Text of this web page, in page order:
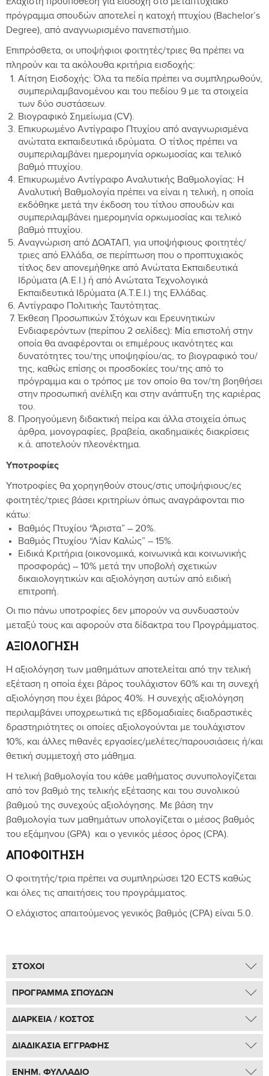
πρόγραμμα σπουδών αποτελεί η κατοχή πτυχίου (Bachelor’s
Degree), από αναγνωρισμένο πανεπιστήμιο.
Επιπρόσθετα, οι υποψήφιοι φοιτητές/τριες θα πρέπει να
πληρούν και τα ακόλουθα κριτήρια εισδοχής:
Αίτηση Εισδοχής: Όλα τα πεδία πρέπει να συμπληρωθούν,
συμπεριλαμβανομένου και του πεδίου 9 με τα στοιχεία
των δύο συστάσεων.
Βιογραφικό Σημείωμα (CV).
Επικυρωμένο Αντίγραφο Πτυχίου από αναγνωρισμένα
ανώτατα εκπαιδευτικά ιδρύματα. Ο τίτλος πρέπει να
συμπεριλαμβάνει ημερομηνία ορκωμοσίας και τελικό
βαθμό πτυχίου.
Επικυρωμένο Αντίγραφο Αναλυτικής Βαθμολογίας: Η
Αναλυτική Βαθμολογία πρέπει να είναι η τελική, η οποία
εκδόθηκε μετά την έκδοση του τίτλου σπουδών και
συμπεριλαμβάνει ημερομηνία ορκωμοσίας και τελικό
βαθμό πτυχίου.
Αναγνώριση από ΔΟΑΤΑΠ, για υποψήφιους φοιτητές/
τριες από Ελλάδα, σε περίπτωση που ο προπτυχιακός
τίτλος δεν απονεμήθηκε από Ανώτατα Εκπαιδευτικά
Ιδρύματα (Α.Ε.Ι.) ή από Ανώτατα Τεχνολογικά
Εκπαιδευτικά Ιδρύματα (Α.Τ.Ε.Ι.) της Ελλάδας.
Αντίγραφο Πολιτικής Ταυτότητας.
Έκθεση Προσωπικών Στόχων και Ερευνητικών
Ενδιαφερόντων (περίπου 2 σελίδες): Μία επιστολή στην
οποία θα αναφέρονται οι επιμέρους ικανότητες και
δυνατότητες του/της υποψηφίου/ας, το βιογραφικό του/
της, καθώς επίσης οι προσδοκίες του/της από το
πρόγραμμα και ο τρόπος με τον οποίο θα τον/τη βοηθήσει
στην προσωπική ανέλιξη και στην ανάπτυξη της καριέρας
του.
Προηγούμενη διδακτική πείρα και άλλα στοιχεία όπως
άρθρα, μονογραφίες, βραβεία, ακαδημαϊκές διακρίσεις
κ.ά. αποτελούν πλεονέκτημα.
Υποτροφίες
Υποτροφίες θα χορηγηθούν στους/στις υποψήφιους/ες
φοιτητές/τριες βάσει κριτηρίων όπως αναγράφονται πιο
κάτω:
Βαθμός Πτυχίου “Άριστα” – 20%.
Βαθμός Πτυχίου “Λίαν Καλώς” – 15%.
Ειδικά Κριτήρια (οικονομικά, κοινωνικά και κοινωνικής
προσφοράς) – 10% μετά την υποβολή σχετικών
δικαιολογητικών και αξιολόγηση αυτών από ειδική
επιτροπή.
Οι πιο πάνω υποτροφίες δεν μπορούν να συνδυαστούν
μεταξύ τους και αφορούν στα δίδακτρα του Προγράμματος.
ΑΞΙΟΛΌΓΗΣΗ
Η αξιολόγηση των μαθημάτων αποτελείται από την τελική
εξέταση η οποία έχει βάρος τουλάχιστον 60% και τη συνεχή
αξιολόγηση που έχει βάρος 40%. Η συνεχής αξιολόγηση
περιλαμβάνει υποχρεωτικά τις εβδομαδιαίες διαδραστικές
δραστηριότητες οι οποίες αξιολογούνται με τουλάχιστον
10%, και άλλες πιθανές εργασίες/μελέτες/παρουσιάσεις ή/και
θετική συμμετοχή στο μάθημα.
Η τελική βαθμολογία του κάθε μαθήματος συνυπολογίζεται
από τον βαθμό της τελικής εξέτασης και του συνολικού
βαθμού της συνεχούς αξιολόγησης. Με βάση την
βαθμολογία των μαθημάτων υπολογίζεται ο μέσος βαθμός
του εξάμηνου (GPA) και ο γενικός μέσος όρος (CPA).
ΑΠΟΦΟΊΤΗΣΗ
Ο φοιτητής/τρια πρέπει να συμπληρώσει 120 ECTS καθώς
και όλες τις απαιτήσεις του προγράμματος.
Ο ελάχιστος απαιτούμενος γενικός βαθμός (CPA) είναι 5.0.
ΣΤΟΧΟΙ
Με την επιτυχή ολοκλήρωση του προγράμματος, οι
φοιτητές/τριες θα είναι σε θέση:
Να καταστούν πλέον ενήμεροι/ες και
ευαισθητοποιημένοι/ες σε θεμελιώδεις έννοιες, αρχές
και μοντέλα της Διαπολιτισμικής Εκπαίδευσης και
Διαμεσολάβησης.
ΠΡΟΓΡΑΜΜΑ ΣΠΟΥΔΩΝ
ΔΟΜΗ ΠΡΟΓΡΑΜΜΑΤΟΣ
ΔΙΑΠΟΛΙΤΙΣΜΙΚΗ ΕΚΠΑΙΔΕΥΣΗ ΚΑΙ ΔΙΑΜΕΣΟΛΑΒΗΣΗ
ΔΙΑΡΚΕΙΑ / ΚΟΣΤΟΣ
ΔΙΑΡΚΕΙΑ ΠΡΟΓΡΑΜΜΑΤΟΣ
Ο φοιτητής θα πρέπει να ολοκληρώσει 30 πιστωτικές
ΔΙΑΔΙΚΑΣΙΑ ΕΓΓΡΑΦΗΣ
ΔΙΑΔΙΚΑΣΙΑ ΕΓΓΡΑΦΗΣ
ΕΝΗΜ. ΦΥΛΛΑΔΙΟ